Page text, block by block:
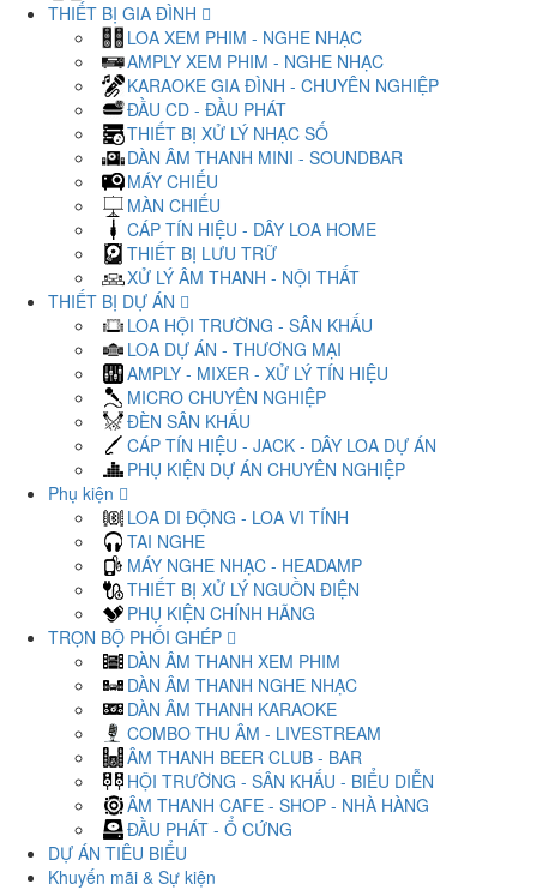
THIẾT BỊ GIA ĐÌNH
LOA XEM PHIM - NGHE NHẠC
AMPLY XEM PHIM - NGHE NHẠC
KARAOKE GIA ĐÌNH - CHUYÊN NGHIỆP
ĐẦU CD - ĐẦU PHÁT
THIẾT BỊ XỬ LÝ NHẠC SỐ
DÀN ÂM THANH MINI - SOUNDBAR
MÁY CHIẾU
MÀN CHIẾU
CÁP TÍN HIỆU - DÂY LOA HOME
THIẾT BỊ LƯU TRỮ
XỬ LÝ ÂM THANH - NỘI THẤT
THIẾT BỊ DỰ ÁN
LOA HỘI TRƯỜNG - SÂN KHẤU
LOA DỰ ÁN - THƯƠNG MẠI
AMPLY - MIXER - XỬ LÝ TÍN HIỆU
MICRO CHUYÊN NGHIỆP
ĐÈN SÂN KHẤU
CÁP TÍN HIỆU - JACK - DÂY LOA DỰ ÁN
PHỤ KIỆN DỰ ÁN CHUYÊN NGHIỆP
Phụ kiện
LOA DI ĐỘNG - LOA VI TÍNH
TAI NGHE
MÁY NGHE NHẠC - HEADAMP
THIẾT BỊ XỬ LÝ NGUỒN ĐIỆN
PHỤ KIỆN CHÍNH HÃNG
TRỌN BỘ PHỐI GHÉP
DÀN ÂM THANH XEM PHIM
DÀN ÂM THANH NGHE NHẠC
DÀN ÂM THANH KARAOKE
COMBO THU ÂM - LIVESTREAM
ÂM THANH BEER CLUB - BAR
HỘI TRƯỜNG - SÂN KHẤU - BIỂU DIỄN
ÂM THANH CAFE - SHOP - NHÀ HÀNG
ĐẦU PHÁT - Ổ CỨNG
DỰ ÁN TIÊU BIỂU
Khuyến mãi & Sự kiện